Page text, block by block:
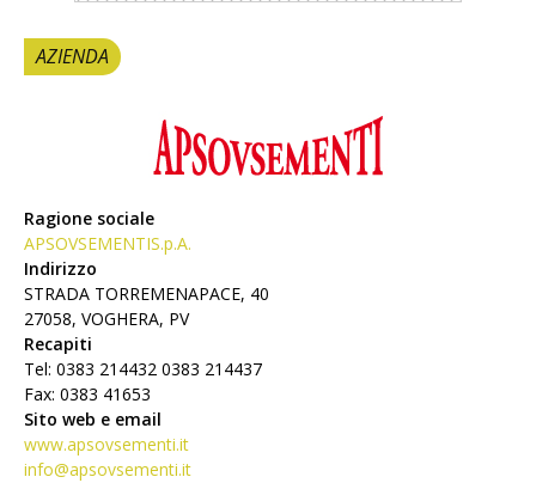
AZIENDA
Ragione sociale
APSOVSEMENTIS.p.A.
Indirizzo
STRADA TORREMENAPACE, 40
27058, VOGHERA, PV
Recapiti
Tel: 0383 214432 0383 214437
Fax: 0383 41653
Sito web e email
www.apsovsementi.it
info@apsovsementi.it